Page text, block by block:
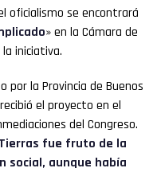
oficialismo se encontrará
» en la Cámara de
iniciativa.
por la Provincia de Buenos
el proyecto en el
del Congreso.
fue fruto de la
social, aunque había